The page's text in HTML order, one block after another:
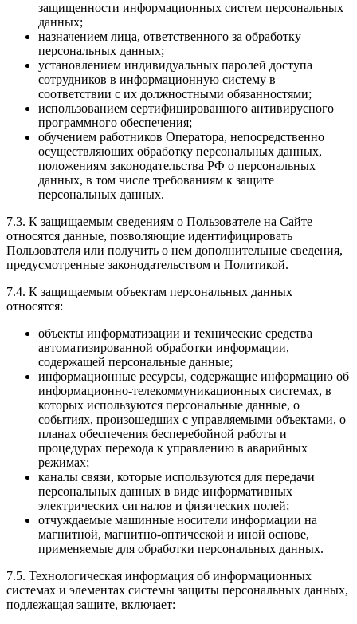
защищенности информационных систем персональных
данных;
назначением лица, ответственного за обработку
персональных данных;
установлением индивидуальных паролей доступа
сотрудников в информационную систему в
соответствии с их должностными обязанностями;
использованием сертифицированного антивирусного
программного обеспечения;
обучением работников Оператора, непосредственно
осуществляющих обработку персональных данных,
положениям законодательства РФ о персональных
данных, в том числе требованиям к защите
персональных данных.
7.3. К защищаемым сведениям о Пользователе на Сайте
относятся данные, позволяющие идентифицировать
Пользователя или получить о нем дополнительные сведения,
предусмотренные законодательством и Политикой.
7.4. К защищаемым объектам персональных данных
относятся:
объекты информатизации и технические средства
автоматизированной обработки информации,
содержащей персональные данные;
информационные ресурсы, содержащие информацию об
информационно-телекоммуникационных системах, в
которых используются персональные данные, о
событиях, произошедших с управляемыми объектами, о
планах обеспечения бесперебойной работы и
процедурах перехода к управлению в аварийных
режимах;
каналы связи, которые используются для передачи
персональных данных в виде информативных
электрических сигналов и физических полей;
отчуждаемые машинные носители информации на
магнитной, магнитно-оптической и иной основе,
применяемые для обработки персональных данных.
7.5. Технологическая информация об информационных
системах и элементах системы защиты персональных данных,
подлежащая защите, включает: